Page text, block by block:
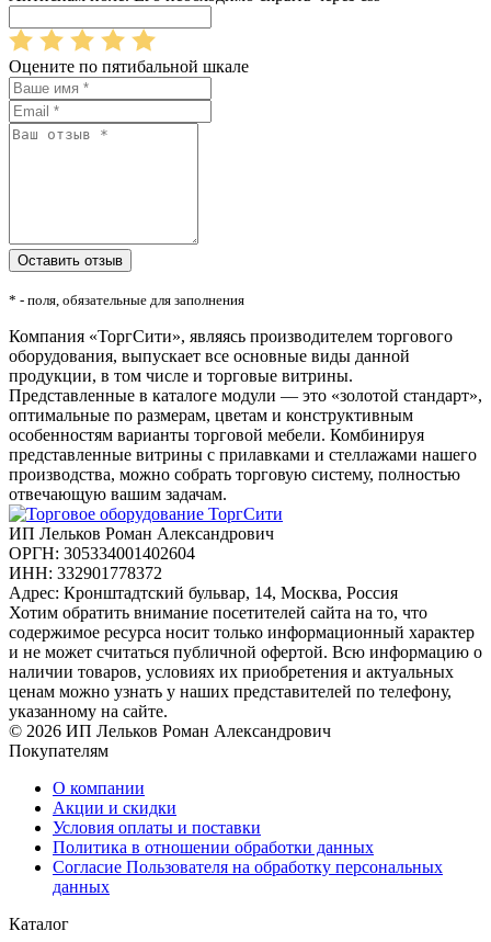
Оцените по пятибальной шкале
* - поля, обязательные для заполнения
Компания «ТоргСити», являясь производителем торгового
оборудования, выпускает все основные виды данной
продукции, в том числе и торговые витрины.
Представленные в каталоге модули — это «золотой стандарт»,
оптимальные по размерам, цветам и конструктивным
особенностям варианты торговой мебели. Комбинируя
представленные витрины с прилавками и стеллажами нашего
производства, можно собрать торговую систему, полностью
отвечающую вашим задачам.
ИП Лельков Роман Александрович
ОРГН: 305334001402604
ИНН: 332901778372
Адрес: Кронштадтский бульвар, 14, Москва, Россия
Хотим обратить внимание посетителей сайта на то, что
содержимое ресурса носит только информационный характер
и не может считаться публичной офертой. Всю информацию о
наличии товаров, условиях их приобретения и актуальных
ценам можно узнать у наших представителей по телефону,
указанному на сайте.
© 2026 ИП Лельков Роман Александрович
Покупателям
О компании
Акции и скидки
Условия оплаты и поставки
Политика в отношении обработки данных
Согласие Пользователя на обработку персональных
данных
Каталог